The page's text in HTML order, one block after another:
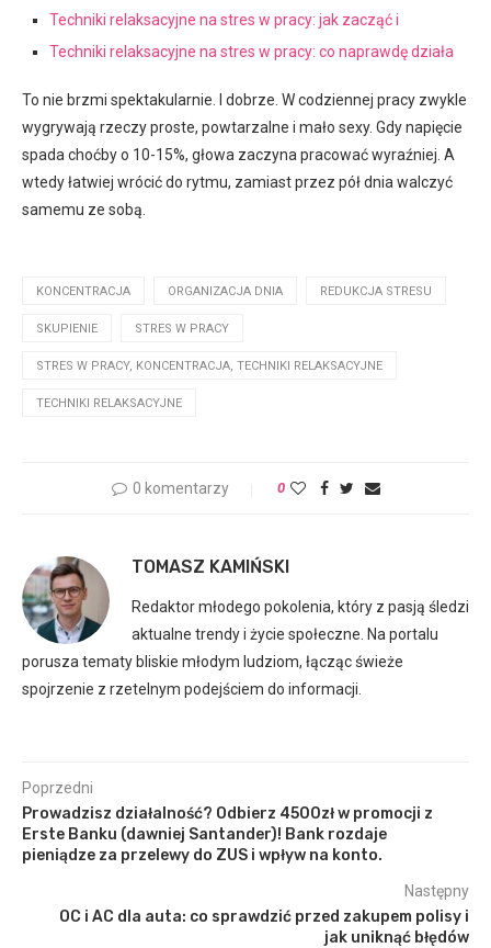
Techniki relaksacyjne na stres w pracy: jak zacząć i
Techniki relaksacyjne na stres w pracy: co naprawdę działa
To nie brzmi spektakularnie. I dobrze. W codziennej pracy zwykle
wygrywają rzeczy proste, powtarzalne i mało sexy. Gdy napięcie
spada choćby o 10-15%, głowa zaczyna pracować wyraźniej. A
wtedy łatwiej wrócić do rytmu, zamiast przez pół dnia walczyć
samemu ze sobą.
KONCENTRACJA ORGANIZACJA DNIA REDUKCJA STRESU
SKUPIENIE STRES W PRACY
STRES W PRACY, KONCENTRACJA, TECHNIKI RELAKSACYJNE
TECHNIKI RELAKSACYJNE
0 komentarzy 0
TOMASZ KAMIŃSKI
Redaktor młodego pokolenia, który z pasją śledzi
aktualne trendy i życie społeczne. Na portalu
porusza tematy bliskie młodym ludziom, łącząc świeże
spojrzenie z rzetelnym podejściem do informacji.
Poprzedni
Prowadzisz działalność? Odbierz 4500zł w promocji z
Erste Banku (dawniej Santander)! Bank rozdaje
pieniądze za przelewy do ZUS i wpływ na konto.
Następny
OC i AC dla auta: co sprawdzić przed zakupem polisy i
jak uniknąć błędów